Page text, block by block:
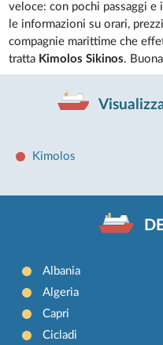
veloce: con pochi passaggi
le informazioni su orari,
compagnie marittime che
tratta Kimolos Sikinos.
Kimolos
Albania
Algeria
Capri
Cicladi